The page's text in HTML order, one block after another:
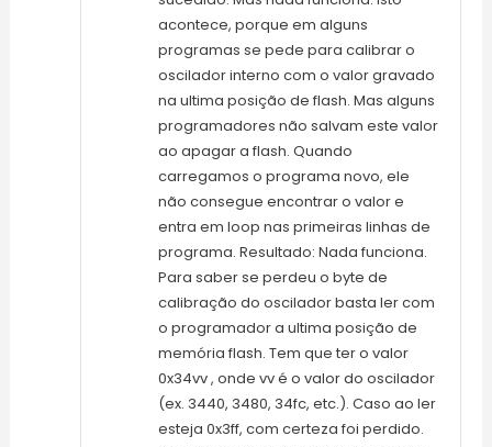
acontece, porque em alguns
programas se pede para calibrar o
oscilador interno com o valor gravado
na ultima posição de flash. Mas alguns
programadores não salvam este valor
ao apagar a flash. Quando
carregamos o programa novo, ele
não consegue encontrar o valor e
entra em loop nas primeiras linhas de
programa. Resultado: Nada funciona.
Para saber se perdeu o byte de
calibração do oscilador basta ler com
o programador a ultima posição de
memória flash. Tem que ter o valor
0x34vv , onde vv é o valor do oscilador
(ex. 3440, 3480, 34fc, etc.). Caso ao ler
esteja 0x3ff, com certeza foi perdido.